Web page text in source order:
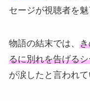
セージが視聴者を魅
物語の結末では、
るに別れを告げる
が涙したと言われて